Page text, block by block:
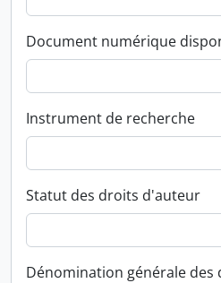
Document numérique
Instrument de recherche
Statut des droits d'auteur
Dénomination générale des